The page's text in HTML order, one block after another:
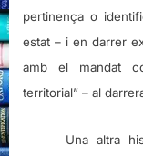
pertinença o
estat – i en darrer
amb el mandat
territorial” – al
Una altra